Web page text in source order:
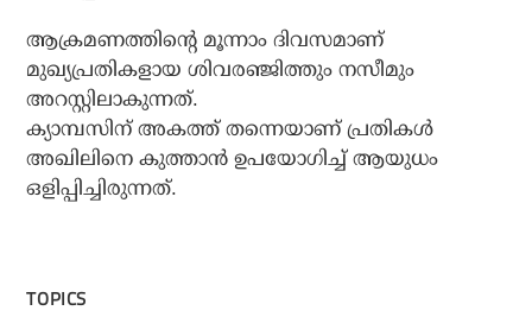
ആക്രമണത്തിന്റെ മൂന്നാം ദിവസമാണ്
മുഖ്യപ്രതികളായ ശിവരഞ്ജിത്തും നസീമും
അറസ്റ്റിലാകുന്നത്.
ക്യാമ്പസിന് അകത്ത് തന്നെയാണ് പ്രതികള്‍
അഖിലിനെ കുത്താന്‍ ഉപയോഗിച്ച് ആയുധം
ഒളിപ്പിച്ചിരുന്നത്.
TOPICS